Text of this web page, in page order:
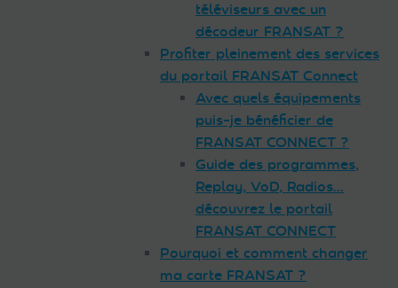
téléviseurs avec un
décodeur FRANSAT ?
Profiter pleinement des services
du portail FRANSAT Connect
Avec quels équipements
puis-je bénéficier de
FRANSAT CONNECT ?
Guide des programmes,
Replay, VoD, Radios…
découvrez le portail
FRANSAT CONNECT
Pourquoi et comment changer
ma carte FRANSAT ?